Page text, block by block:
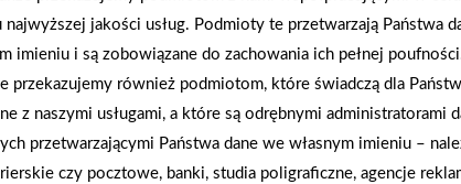
najwyższej jakości usług. Podmioty te przetwarzają Państwa
imieniu i są zobowiązane do zachowania ich pełnej
przekazujemy również podmiotom, które świadczą dla
z naszymi usługami, a które są odrębnymi administratorami
przetwarzającymi Państwa dane we własnym imieniu –
czy pocztowe, banki, studia poligraficzne, agencje